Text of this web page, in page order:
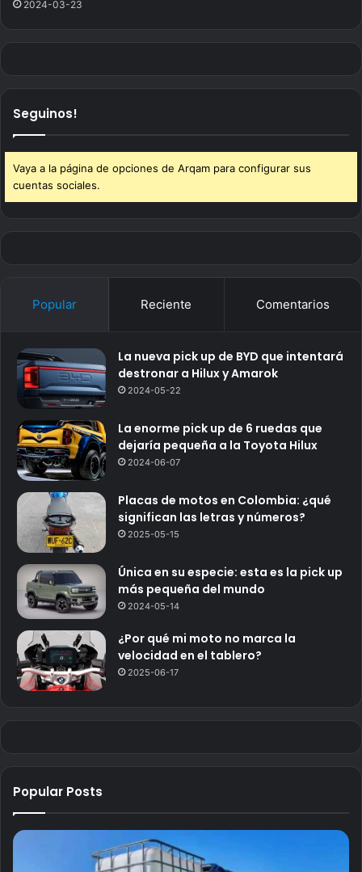
2024-03-23
Seguinos!
Vaya a la página de opciones de Arqam para configurar sus
cuentas sociales.
Popular Reciente Comentarios
La nueva pick up de BYD que intentará
destronar a Hilux y Amarok
2024-05-22
La enorme pick up de 6 ruedas que
dejaría pequeña a la Toyota Hilux
2024-06-07
Placas de motos en Colombia: ¿qué
significan las letras y números?
2025-05-15
Única en su especie: esta es la pick up
más pequeña del mundo
2024-05-14
¿Por qué mi moto no marca la
velocidad en el tablero?
2025-06-17
Popular Posts